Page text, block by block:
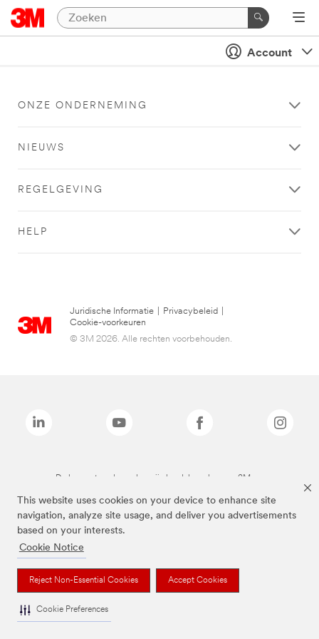
This website uses cookies on your device to enhance site
navigation, analyze site usage, and deliver you advertisements
based on your interests.
Cookie Notice
Reject Non-Essential Cookies Accept Cookies
Cookie Preferences
Account
ONZE ONDERNEMING
NIEUWS
REGELGEVING
HELP
Juridische Informatie Privacybeleid
Cookie-voorkeuren
© 3M 2026. Alle rechten voorbehouden.
De bovenstaande merken zijn handelsmerken van 3M.we